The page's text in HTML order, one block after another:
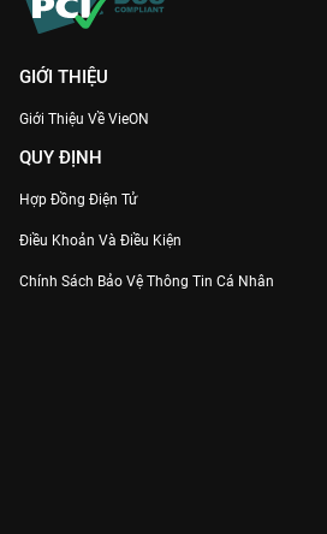
GIỚI THIỆU
Giới Thiệu Về VieON
QUY ĐỊNH
Hợp Đồng Điện Tử
Điều Khoản Và Điều Kiện
Chính Sách Bảo Vệ Thông Tin Cá Nhân